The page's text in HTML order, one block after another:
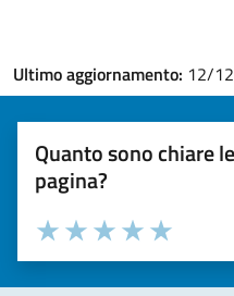
Ultimo aggiornamento: 12/
Quanto sono chiare
pagina?
Valuta la chiarezza delle
Seleziona il numero di
Valuta 5
Valuta 4 stelle
Valuta 3 stelle su 5
Valuta 2 stelle su 5
Valuta 1 stelle su 5